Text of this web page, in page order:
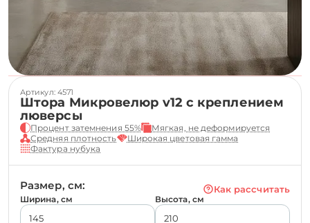
Артикул: 4571
Штора Микровелюр v12 с креплением
люверсы
Процент затемнения 55%
Мягкая, не деформируется
Средняя плотность
Широкая цветовая гамма
Фактура нубука
Размер, см: Как рассчитать
Ширина, см Высота, см